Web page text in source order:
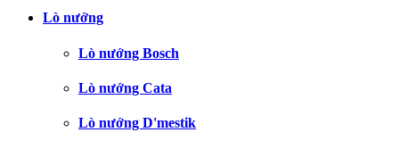
Lò nướng
Lò nướng Bosch
Lò nướng Cata
Lò nướng D'mestik